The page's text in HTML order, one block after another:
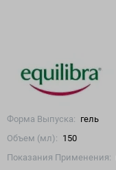
Форма Выпуска: гель
Объем (мл): 150
Показания Применения: